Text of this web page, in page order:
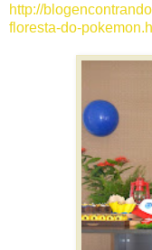
http://
floresta-do-